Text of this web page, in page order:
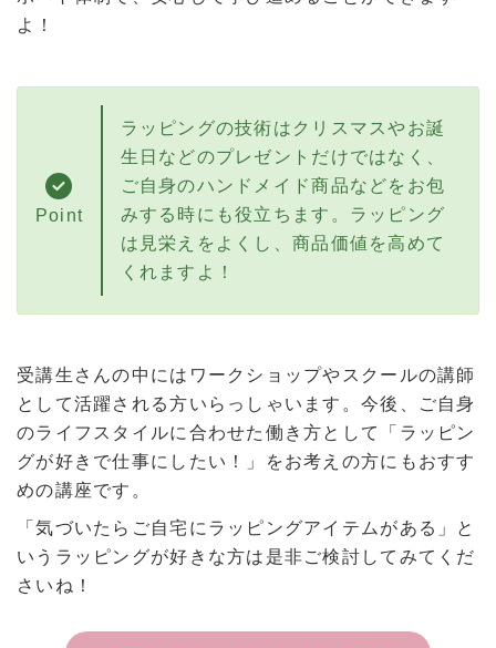
よ！
Point
ラッピングの技術はクリスマスやお誕
生日などのプレゼントだけではなく、
ご自身のハンドメイド商品などをお包
みする時にも役立ちます。ラッピング
は見栄えをよくし、商品価値を高めて
くれますよ！
受講生さんの中にはワークショップやスクールの講師
として活躍される方いらっしゃいます。今後、ご自身
のライフスタイルに合わせた働き方として「ラッピン
グが好きで仕事にしたい！」をお考えの方にもおすす
めの講座です。
「気づいたらご自宅にラッピングアイテムがある」と
いうラッピングが好きな方は是非ご検討してみてくだ
さいね！